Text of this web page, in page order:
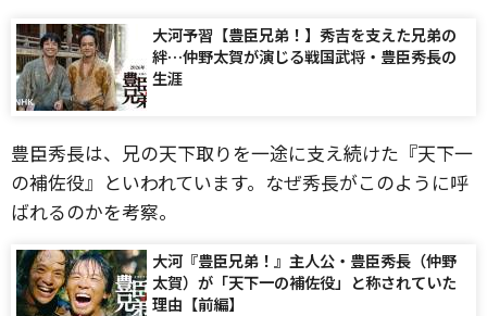
大河予習【豊臣兄弟！】秀吉を支えた兄弟の
絆…仲野太賀が演じる戦国武将・豊臣秀長の
生涯
豊臣秀長は、兄の天下取りを一途に支え続けた『天下一
の補佐役』といわれています。なぜ秀長がこのように呼
ばれるのかを考察。
大河『豊臣兄弟！』主人公・豊臣秀長（仲野
太賀）が「天下一の補佐役」と称されていた
理由【前編】